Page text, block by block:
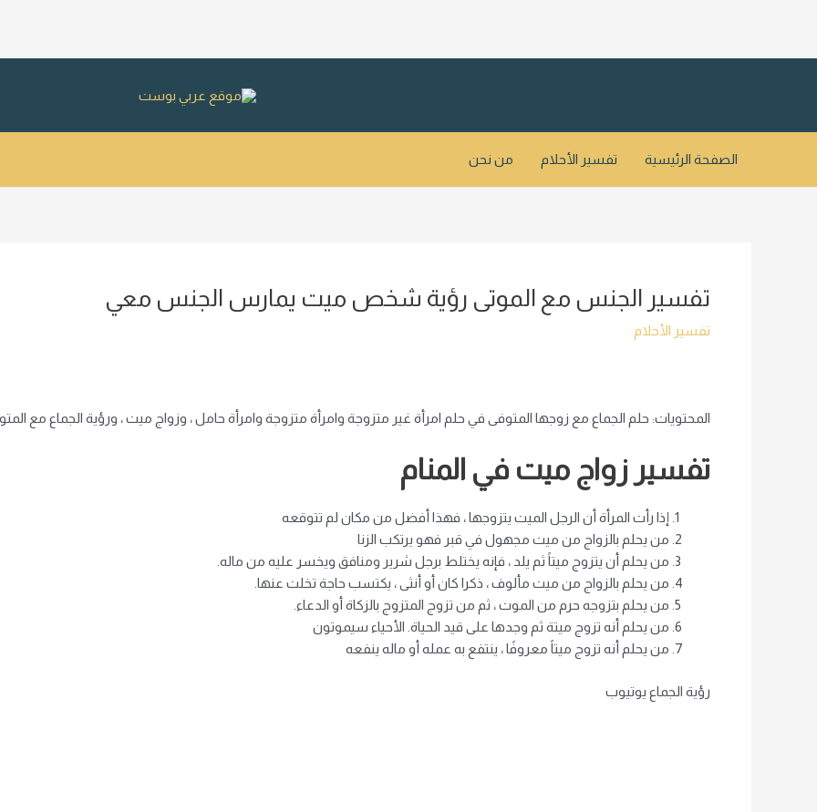
الصفحة الرئيسية تفسير الأحلام من نحن
تفسير الجنس مع الموتى رؤية شخص ميت يمارس الجنس معي
تفسير الأحلام
المحتويات: حلم الجماع مع زوجها المتوفى في حلم امرأة غير متزوجة وامرأة متزوجة وامرأة حامل ، وزواج ميت ، ورؤية الجماع مع
تفسير زواج ميت في المنام
إذا رأت المرأة أن الرجل الميت يتزوجها ، فهذا أفضل من مكان لم تتوقعه
من يحلم بالزواج من ميت مجهول في قبر فهو يرتكب الزنا
من يحلم أن يتزوج ميتاً ثم يلد ، فإنه يختلط برجل شرير ومنافق ويخسر عليه من ماله.
من يحلم بالزواج من ميت مألوف ، ذكرا كان أو أنثى ، يكتسب حاجة تخلت عنها.
من يحلم بتزوجه حرم من الموت ، ثم من تزوج المتزوج بالزكاة أو الدعاء.
من يحلم أنه تزوج ميتة ثم وجدها على قيد الحياة. الأحياء سيموتون
من يحلم أنه تزوج ميتاً معروفًا ، ينتفع به عمله أو ماله ينفعه
رؤية الجماع يوتيوب